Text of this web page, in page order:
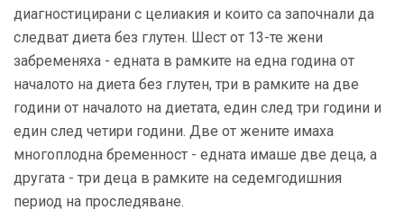
диагностицирани с целиакия и които са започнали да
следват диета без глутен. Шест от 13-те жени
забременяха - едната в рамките на една година от
началото на диета без глутен, три в рамките на две
години от началото на диетата, един след три години и
един след четири години. Две от жените имаха
многоплодна бременност - едната имаше две деца, а
другата - три деца в рамките на седемгодишния
период на проследяване.